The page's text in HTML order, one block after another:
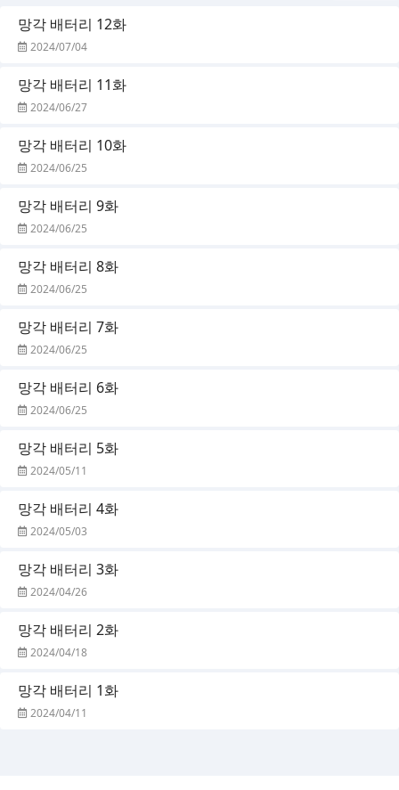
망각 배터리 12화
2024/07/04
망각 배터리 11화
2024/06/27
망각 배터리 10화
2024/06/25
망각 배터리 9화
2024/06/25
망각 배터리 8화
2024/06/25
망각 배터리 7화
2024/06/25
망각 배터리 6화
2024/06/25
망각 배터리 5화
2024/05/11
망각 배터리 4화
2024/05/03
망각 배터리 3화
2024/04/26
망각 배터리 2화
2024/04/18
망각 배터리 1화
2024/04/11